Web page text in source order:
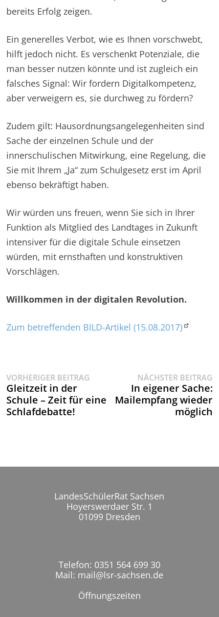
bereits Erfolg zeigen.
Ein generelles Verbot, wie es Ihnen vorschwebt,
hilft jedoch nicht. Es verschenkt Potenziale, die
man besser nutzen könnte und ist zugleich ein
falsches Signal: Wir fordern Digitalkompetenz,
aber verweigern es, sie durchweg zu fördern?
Zudem gilt: Hausordnungsangelegenheiten sind
Sache der einzelnen Schule und der
innerschulischen Mitwirkung, eine Regelung, die
Sie mit Ihrem „Ja“ zum Schulgesetz erst im April
ebenso bekräftigt haben.
Wir würden uns freuen, wenn Sie sich in Ihrer
Funktion als Mitglied des Landtages in Zukunft
intensiver für die digitale Schule einsetzen
würden, mit ernsthaften und konstruktiven
Vorschlägen.
Willkommen in der digitalen Revolution.
Zum betreffenden BILD-Artikel (15.08.2017)
Beitragsnavigation
VORHERIGER BEITRAG
Gleitzeit in der
Schule – Zeit für eine
Schlafdebatte!
NÄCHSTER BEITRAG
In eigener Sache:
Mailempfang wieder
möglich
LandesSchülerRat Sachsen
Hoyerswerdaer Str. 1
01099 Dresden
Telefon: 0351 564 699 30
Mail: mail@lsr-sachsen.de
Öffnungszeiten